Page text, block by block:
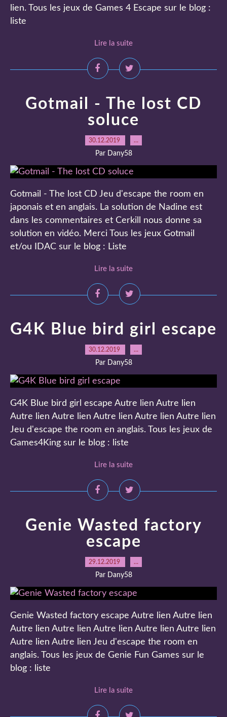
lien. Tous les jeux de Games 4 Escape sur le blog :
liste
Lire la suite
Gotmail - The lost CD
soluce
30.12.2019 …
Par Dany58
Gotmail - The lost CD Jeu d'escape the room en
japonais et en anglais. La solution de Nadine est
dans les commentaires et Cerkill nous donne sa
solution en vidéo. Merci Tous les jeux Gotmail
et/ou IDAC sur le blog : Liste
Lire la suite
G4K Blue bird girl escape
30.12.2019 …
Par Dany58
G4K Blue bird girl escape Autre lien Autre lien
Autre lien Autre lien Autre lien Autre lien Autre lien
Jeu d'escape the room en anglais. Tous les jeux de
Games4King sur le blog : liste
Lire la suite
Genie Wasted factory
escape
29.12.2019 …
Par Dany58
Genie Wasted factory escape Autre lien Autre lien
Autre lien Autre lien Autre lien Autre lien Autre lien
Autre lien Autre lien Jeu d'escape the room en
anglais. Tous les jeux de Genie Fun Games sur le
blog : liste
Lire la suite